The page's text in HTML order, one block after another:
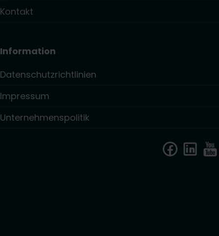
Kontakt
Information
Datenschutzrichtlinien
Impressum
Unternehmenspolitik